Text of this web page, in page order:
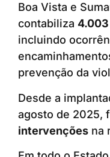
Boa Vista e
contabiliza
incluindo
prevenção da
Desde a
agosto de 2025,
intervenções na